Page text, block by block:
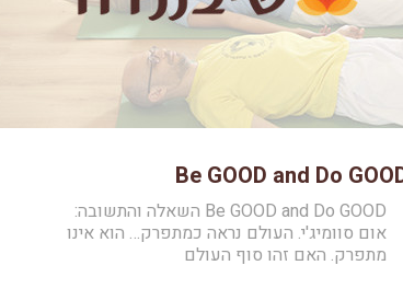
Be GOOD and Do
Be GOOD and Do GOOD השאלה והתשובה:
אום סוומיג'י. העולם נראה כמתפרק… הוא אינו
מתפרק. האם זהו סוף העולם